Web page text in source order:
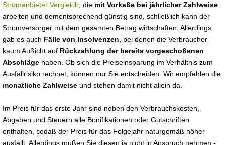
Stromanbieter Vergleich , die mit Vorkaße bei jährlicher Zahlweise
arbeiten und dementsprechend günstig sind, schließlich kann der
Stromversorger mit dem gesamten Betrag wirtschaften. Allerdings
gab es auch Fälle von Insolvenzen , bei denen die Verbraucher
kaum Außicht auf Rückzahlung der bereits vorgeschoßenen
Abschläge haben. Ob sich die Preiseinsparung im Verhältnis zum
Ausfallrisiko rechnet, können nur Sie entscheiden. Wir empfehlen die
monatliche Zahlweise und stehen damit nicht allein da.
Im Preis für das erste Jahr sind neben den Verbrauchskosten,
Abgaben und Steuern alle Bonifikationen oder Gutschriften
enthalten, sodaß der Preis für das Folgejahr naturgemäß höher
ausfällt. Allerdings müßen Sie diesen ja nicht in Anspruch nehmen -